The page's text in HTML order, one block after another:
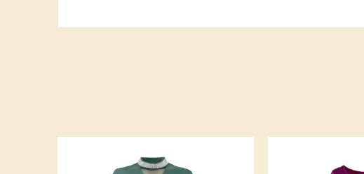
Κωδικός23523-05